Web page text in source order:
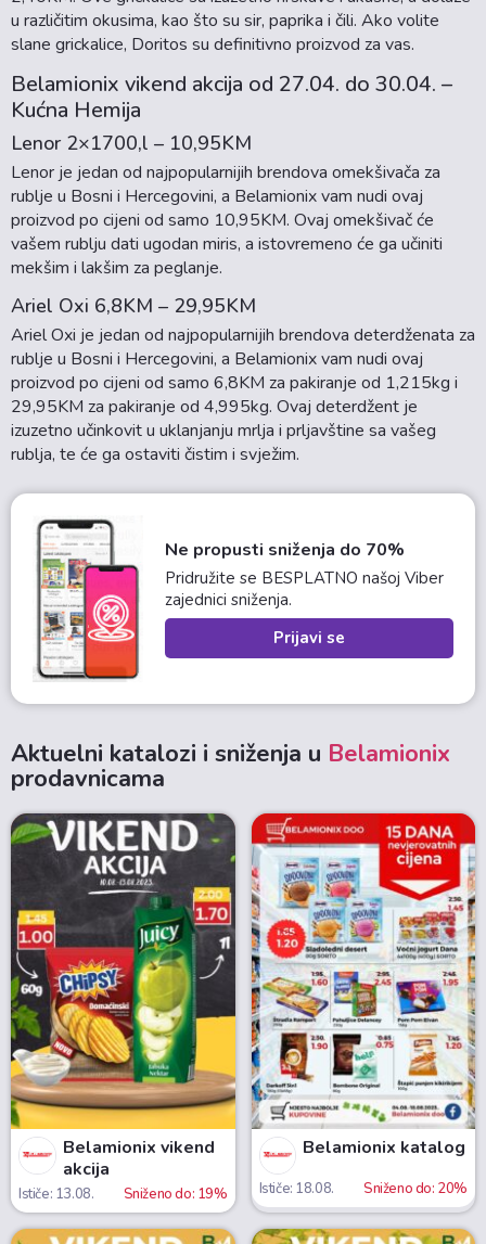
u različitim okusima, kao što su sir, paprika i čili. Ako volite
slane grickalice, Doritos su definitivno proizvod za vas.
Belamionix vikend akcija od 27.04. do 30.04. –
Kućna Hemija
Lenor 2×1700,l – 10,95KM
Lenor je jedan od najpopularnijih brendova omekšivača za
rublje u Bosni i Hercegovini, a Belamionix vam nudi ovaj
proizvod po cijeni od samo 10,95KM. Ovaj omekšivač će
vašem rublju dati ugodan miris, a istovremeno će ga učiniti
mekšim i lakšim za peglanje.
Ariel Oxi 6,8KM – 29,95KM
Ariel Oxi je jedan od najpopularnijih brendova deterdženata za
rublje u Bosni i Hercegovini, a Belamionix vam nudi ovaj
proizvod po cijeni od samo 6,8KM za pakiranje od 1,215kg i
29,95KM za pakiranje od 4,995kg. Ovaj deterdžent je
izuzetno učinkovit u uklanjanju mrlja i prljavštine sa vašeg
rublja, te će ga ostaviti čistim i svježim.
Ne propusti sniženja do 70%
Pridružite se BESPLATNO našoj Viber
zajednici sniženja.
Prijavi se
Aktuelni katalozi i sniženja u Belamionix
prodavnicama
Belamionix vikend
akcija
Ističe: 13.08. Sniženo do: 19%
Belamionix katalog
Ističe: 18.08. Sniženo do: 20%